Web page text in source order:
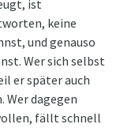
ist
keine
und genauso
Wer sich selbst
er später auch
Wer dagegen
fällt schnell